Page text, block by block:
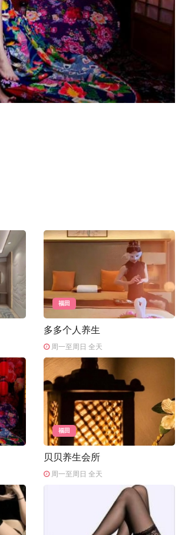
福田
多多个人养生
周一至周日 全天
福田
贝贝养生会所
周一至周日 全天